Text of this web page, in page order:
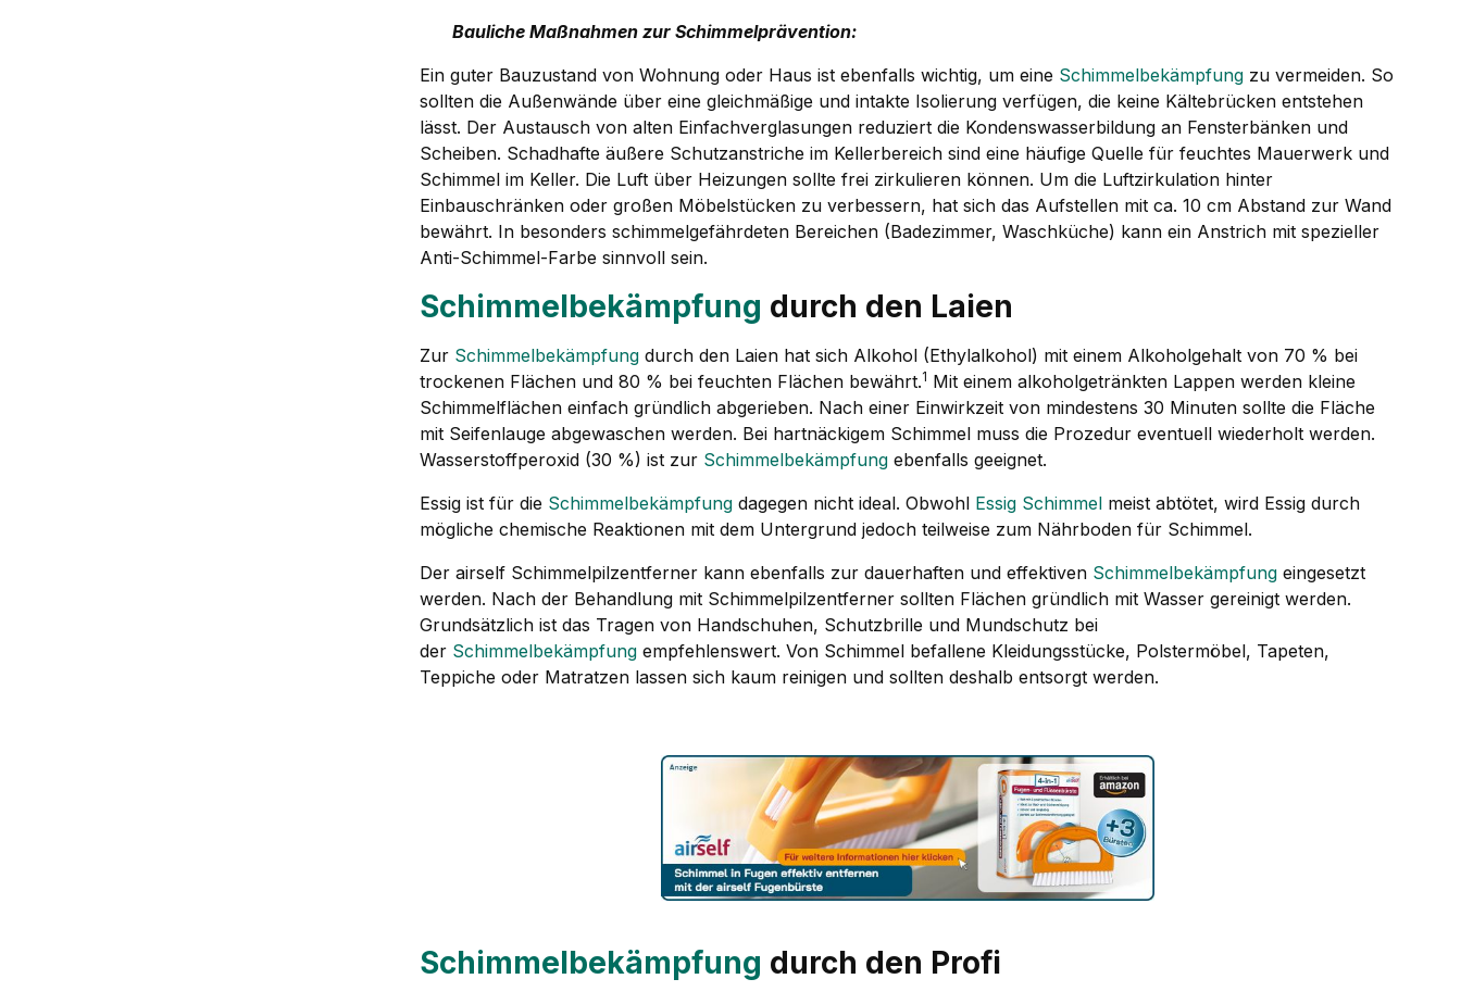
Bauliche Maßnahmen zur Schimmelprävention:
Ein guter Bauzustand von Wohnung oder Haus ist ebenfalls wichtig, um eine Schimmelbekämpfung zu vermeiden. So
sollten die Außenwände über eine gleichmäßige und intakte Isolierung verfügen, die keine Kältebrücken entstehen
lässt. Der Austausch von alten Einfachverglasungen reduziert die Kondenswasserbildung an Fensterbänken und
Scheiben. Schadhafte äußere Schutzanstriche im Kellerbereich sind eine häufige Quelle für feuchtes Mauerwerk und
Schimmel im Keller. Die Luft über Heizungen sollte frei zirkulieren können. Um die Luftzirkulation hinter
Einbauschränken oder großen Möbelstücken zu verbessern, hat sich das Aufstellen mit ca. 10 cm Abstand zur Wand
bewährt. In besonders schimmelgefährdeten Bereichen (Badezimmer, Waschküche) kann ein Anstrich mit spezieller
Anti-Schimmel-Farbe sinnvoll sein.
Schimmelbekämpfung durch den Laien
Zur Schimmelbekämpfung durch den Laien hat sich Alkohol (Ethylalkohol) mit einem Alkoholgehalt von 70 % bei
trockenen Flächen und 80 % bei feuchten Flächen bewährt.1 Mit einem alkoholgetränkten Lappen werden kleine
Schimmelflächen einfach gründlich abgerieben. Nach einer Einwirkzeit von mindestens 30 Minuten sollte die Fläche
mit Seifenlauge abgewaschen werden. Bei hartnäckigem Schimmel muss die Prozedur eventuell wiederholt werden.
Wasserstoffperoxid (30 %) ist zur Schimmelbekämpfung ebenfalls geeignet.
Essig ist für die Schimmelbekämpfung dagegen nicht ideal. Obwohl Essig Schimmel meist abtötet, wird Essig durch
mögliche chemische Reaktionen mit dem Untergrund jedoch teilweise zum Nährboden für Schimmel.
Der airself Schimmelpilzentferner kann ebenfalls zur dauerhaften und effektiven Schimmelbekämpfung eingesetzt
werden. Nach der Behandlung mit Schimmelpilzentferner sollten Flächen gründlich mit Wasser gereinigt werden.
Grundsätzlich ist das Tragen von Handschuhen, Schutzbrille und Mundschutz bei
der Schimmelbekämpfung empfehlenswert. Von Schimmel befallene Kleidungsstücke, Polstermöbel, Tapeten,
Teppiche oder Matratzen lassen sich kaum reinigen und sollten deshalb entsorgt werden.
Schimmelbekämpfung durch den Profi